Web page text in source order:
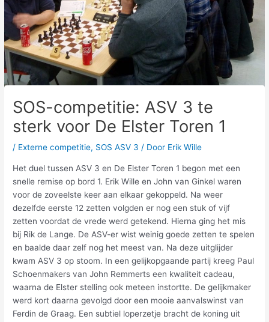
SOS-competitie: ASV 3 te
sterk voor De Elster Toren 1
/ Externe competitie, SOS ASV 3 / Door Erik Wille
Het duel tussen ASV 3 en De Elster Toren 1 begon met een
snelle remise op bord 1. Erik Wille en John van Ginkel waren
voor de zoveelste keer aan elkaar gekoppeld. Na weer
dezelfde eerste 12 zetten volgden er nog een stuk of vijf
zetten voordat de vrede werd getekend. Hierna ging het mis
bij Rik de Lange. De ASV-er wist weinig goede zetten te spelen
en baalde daar zelf nog het meest van. Na deze uitglijder
kwam ASV 3 op stoom. In een gelijkopgaande partij kreeg Paul
Schoenmakers van John Remmerts een kwaliteit cadeau,
waarna de Elster stelling ook meteen instortte. De gelijkmaker
werd kort daarna gevolgd door een mooie aanvalswinst van
Ferdin de Graag. Een subtiel loperzetje bracht de koning uit